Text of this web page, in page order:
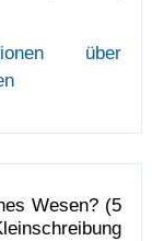
über
Wesen? (5